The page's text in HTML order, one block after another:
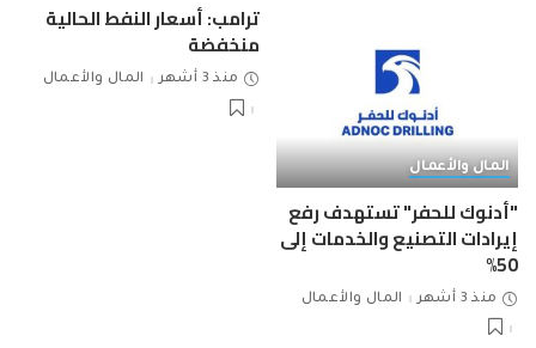
المال والأعمال
"أدنوك للحفر" تستهدف رفع
إيرادات التصنيع والخدمات إلى
50%
منذ 3 أشهر المال والأعمال
ترامب: أسعار النفط الحالية
منخفضة
منذ 3 أشهر المال والأعمال